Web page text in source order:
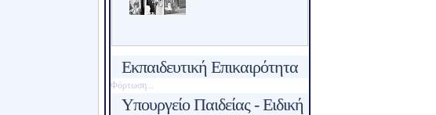
Εκπαιδευτική Επικαιρότητα
Φόρτωση...
Υπουργείο Παιδείας - Ειδική